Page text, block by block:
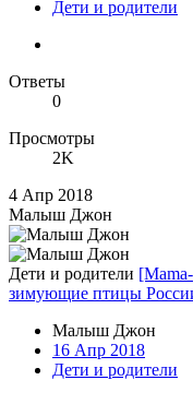
Дети и родители
Ответы
0
Просмотры
2K
4 Апр 2018
Малыш Джон
Дети и родители
зимующие птицы
Малыш Джон
16 Апр 2018
Дети и родители